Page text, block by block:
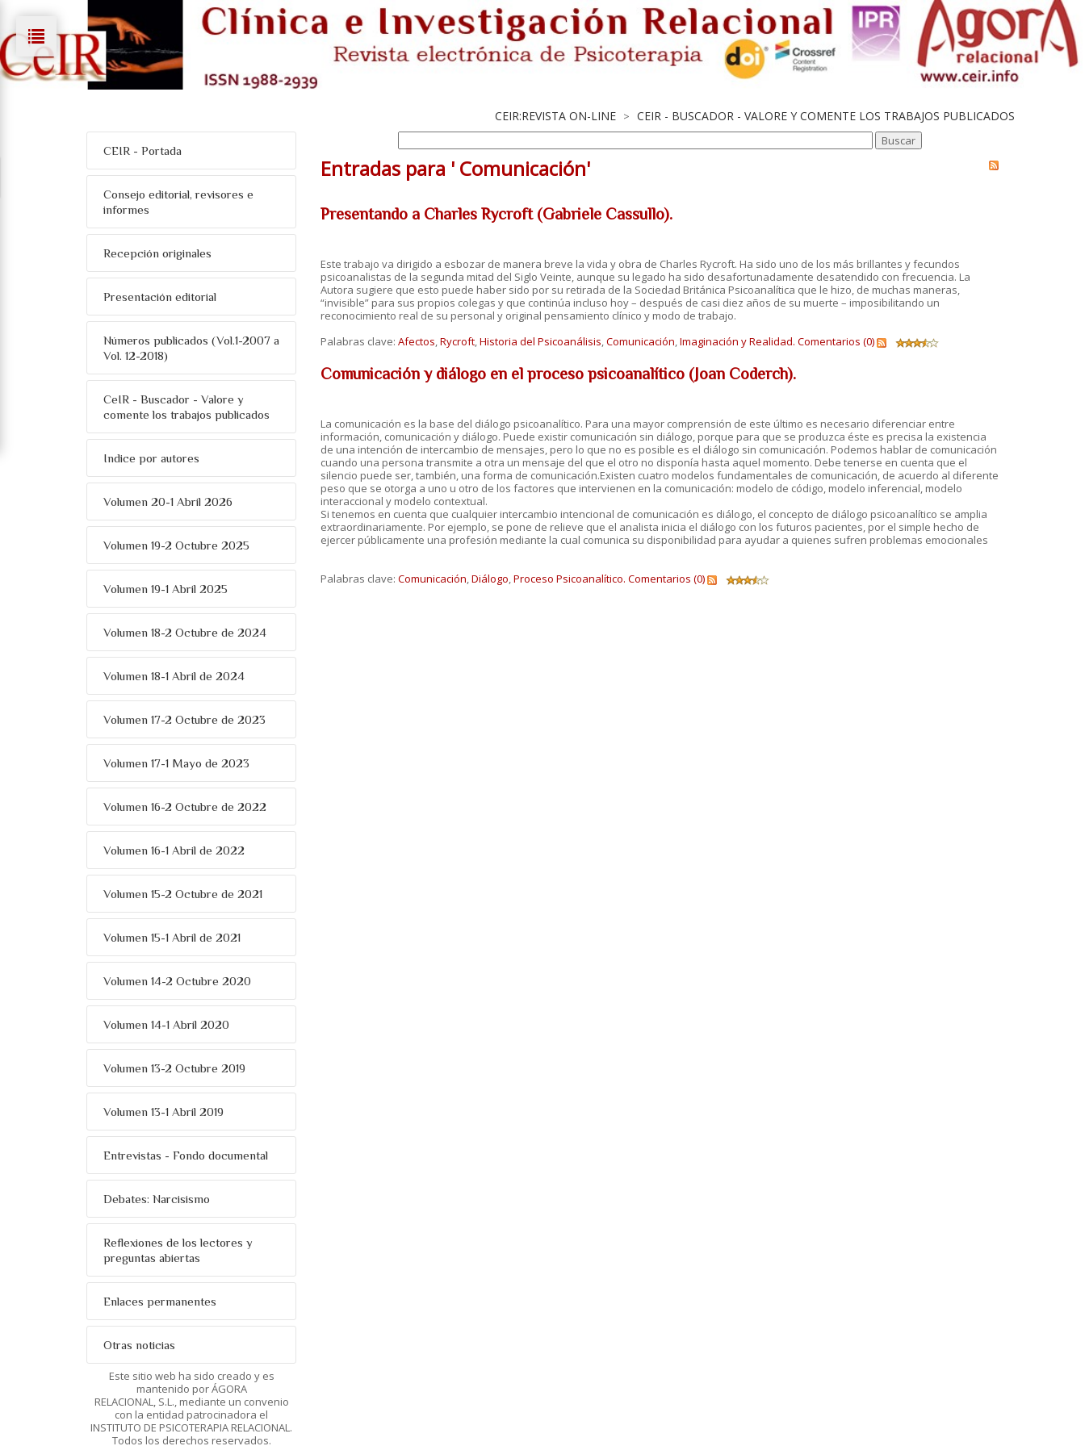
CEIR:REVISTA ON-LINE > CEIR - BUSCADOR - VALORE Y COMENTE LOS TRABAJOS PUBLICADOS
CEIR - Portada
Consejo editorial, revisores e
informes
Recepción originales
Presentación editorial
Números publicados (Vol.1-2007 a
Vol. 12-2018)
CeIR - Buscador - Valore y
comente los trabajos publicados
Indice por autores
Volumen 20-1 Abril 2026
Volumen 19-2 Octubre 2025
Volumen 19-1 Abril 2025
Volumen 18-2 Octubre de 2024
Volumen 18-1 Abril de 2024
Volumen 17-2 Octubre de 2023
Volumen 17-1 Mayo de 2023
Volumen 16-2 Octubre de 2022
Volumen 16-1 Abril de 2022
Volumen 15-2 Octubre de 2021
Volumen 15-1 Abril de 2021
Volumen 14-2 Octubre 2020
Volumen 14-1 Abril 2020
Volumen 13-2 Octubre 2019
Volumen 13-1 Abril 2019
Entrevistas - Fondo documental
Debates: Narcisismo
Reflexiones de los lectores y
preguntas abiertas
Enlaces permanentes
Otras noticias
Este sitio web ha sido creado y es
mantenido por ÁGORA
RELACIONAL, S.L., mediante un convenio
con la entidad patrocinadora el
INSTITUTO DE PSICOTERAPIA RELACIONAL.
Todos los derechos reservados.
Entradas para ' Comunicación'
Presentando a Charles Rycroft (Gabriele Cassullo).
Este trabajo va dirigido a esbozar de manera breve la vida y obra de Charles Rycroft. Ha sido uno de los más brillantes y fecundos
psicoanalistas de la segunda mitad del Siglo Veinte, aunque su legado ha sido desafortunadamente desatendido con frecuencia. La
Autora sugiere que esto puede haber sido por su retirada de la Sociedad Británica Psicoanalítica que le hizo, de muchas maneras,
“invisible” para sus propios colegas y que continúa incluso hoy – después de casi diez años de su muerte – imposibilitando un
reconocimiento real de su personal y original pensamiento clínico y modo de trabajo.
Palabras clave: Afectos,Rycroft,Historia del Psicoanálisis,Comunicación,Imaginación y Realidad. Comentarios (0)
Comunicación y diálogo en el proceso psicoanalítico (Joan Coderch).
La comunicación es la base del diálogo psicoanalítico. Para una mayor comprensión de este último es necesario diferenciar entre
información, comunicación y diálogo. Puede existir comunicación sin diálogo, porque para que se produzca éste es precisa la existencia
de una intención de intercambio de mensajes, pero lo que no es posible es el diálogo sin comunicación. Podemos hablar de comunicación
cuando una persona transmite a otra un mensaje del que el otro no disponía hasta aquel momento. Debe tenerse en cuenta que el
silencio puede ser, también, una forma de comunicación.Existen cuatro modelos fundamentales de comunicación, de acuerdo al diferente
peso que se otorga a uno u otro de los factores que intervienen en la comunicación: modelo de código, modelo inferencial, modelo
interaccional y modelo contextual.
Si tenemos en cuenta que cualquier intercambio intencional de comunicación es diálogo, el concepto de diálogo psicoanalítico se amplia
extraordinariamente. Por ejemplo, se pone de relieve que el analista inicia el diálogo con los futuros pacientes, por el simple hecho de
ejercer públicamente una profesión mediante la cual comunica su disponibilidad para ayudar a quienes sufren problemas emocionales
Palabras clave: Comunicación,Diálogo,Proceso Psicoanalítico. Comentarios (0)